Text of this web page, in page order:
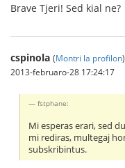
Brave Tjeri! Sed kial ne?
cspinola (Montri la profilon)
2013-februaro-28 17:24:17
fstphane:
Mi esperas erari, sed
mi rediras, multegaj
subskribintus.